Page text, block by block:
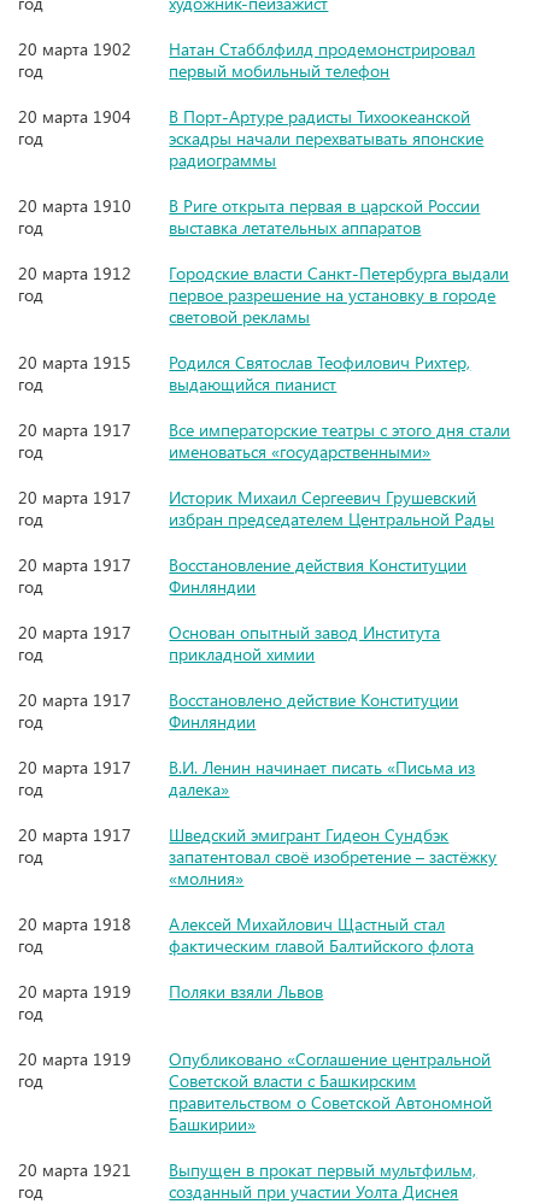
20 марта 1902
год
Натан Стабблфилд продемонстрировал
первый мобильный телефон
20 марта 1904
год
В Порт-Артуре радисты Тихоокеанской
эскадры начали перехватывать японские
радиограммы
20 марта 1910
год
В Риге открыта первая в царской России
выставка летательных аппаратов
20 марта 1912
год
Городские власти Санкт-Петербурга выдали
первое разрешение на установку в городе
световой рекламы
20 марта 1915
год
Родился Святослав Теофилович Рихтер,
выдающийся пианист
20 марта 1917
год
Все императорские театры с этого дня стали
именоваться «государственными»
20 марта 1917
год
Историк Михаил Сергеевич Грушевский
избран председателем Центральной Рады
20 марта 1917
год
Восстановление действия Конституции
Финляндии
20 марта 1917
год
Основан опытный завод Института
прикладной химии
20 марта 1917
год
Восстановлено действие Конституции
Финляндии
20 марта 1917
год
В.И. Ленин начинает писать «Письма из
далека»
20 марта 1917
год
Шведский эмигрант Гидеон Сундбэк
запатентовал своё изобретение – застёжку
«молния»
20 марта 1918
год
Алексей Михайлович Щастный стал
фактическим главой Балтийского флота
20 марта 1919
год
Поляки взяли Львов
20 марта 1919
год
Опубликовано «Соглашение центральной
Советской власти с Башкирским
правительством о Советской Автономной
Башкирии»
20 марта 1921
год
Выпущен в прокат первый мультфильм,
созданный при участии Уолта Диснея